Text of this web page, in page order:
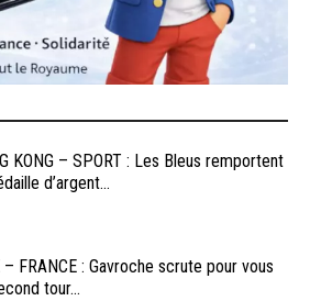
KONG – SPORT : Les Bleus remportent
d’argent...
– FRANCE : Gavroche scrute pour vous
tour...